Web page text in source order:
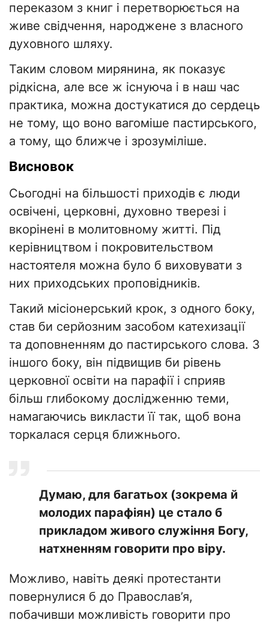
переказом з книг і перетворюється на
живе свідчення, народжене з власного
духовного шляху.
Таким словом мирянина, як показує
рідкісна, але все ж існуюча і в наш час
практика, можна достукатися до сердець
не тому, що воно вагоміше пастирського,
а тому, що ближче і зрозуміліше.
Висновок
Сьогодні на більшості приходів є люди
освічені, церковні, духовно тверезі і
вкорінені в молитовному житті. Під
керівництвом і покровительством
настоятеля можна було б виховувати з
них приходських проповідників.
Такий місіонерський крок, з одного боку,
став би серйозним засобом катехизації
та доповненням до пастирського слова. З
іншого боку, він підвищив би рівень
церковної освіти на парафії і сприяв
більш глибокому дослідженню теми,
намагаючись викласти її так, щоб вона
торкалася серця ближнього.
Думаю, для багатьох (зокрема й
молодих парафіян) це стало б
прикладом живого служіння Богу,
натхненням говорити про віру.
Можливо, навіть деякі протестанти
повернулися б до Православ’я,
побачивши можливість говорити про